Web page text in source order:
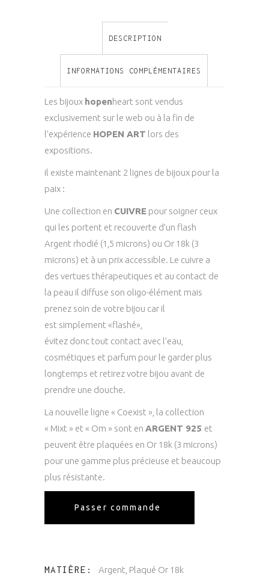
DESCRIPTION
INFORMATIONS COMPLÉMENTAIRES
Les bijoux hopenheart sont vendus
exclusivement sur le web ou à la fin de
l’expérience HOPEN ART lors des
expositions.
il existe maintenant 2 lignes de bijoux pour la
paix :
Une collection en CUIVRE pour soigner ceux
qui les portent et recouverte d’un flash
Argent rhodié (1,5 microns) ou Or 18k (3
microns) et à un prix accessible. Le cuivre a
des vertues thérapeutiques et au contact de
la peau il diffuse son oligo-élément mais
prenez soin de votre bijou car il
est simplement «flashé»,
évitez donc tout contact avec l’eau,
cosmétiques et parfum pour le garder plus
longtemps et retirez votre bijou avant de
prendre une douche.
La nouvelle ligne « Coexist », la collection
« Mixt » et « Om » sont en ARGENT 925 et
peuvent être plaquées en Or 18k (3 microns)
pour une gamme plus précieuse et beaucoup
plus résistante.
Passer commande
MATIÈRE Argent, Plaqué Or 18k